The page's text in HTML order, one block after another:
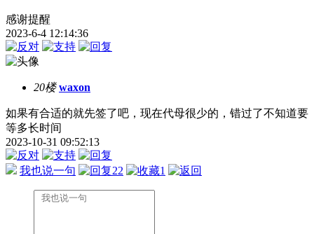
感谢提醒
2023-6-4 12:14:36
20楼 waxon
如果有合适的就先签了吧，现在代母很少的，错过了不知道要
等多长时间
2023-10-31 09:52:13
我也说一句 22 1